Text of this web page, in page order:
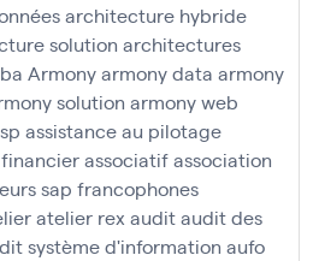
architecture hybride
solution architectures
Armonyarmony data armony
solution armony web
assistance au pilotage
associatifassociation
sap francophones
atelier rex auditaudit des
système d'information aufo